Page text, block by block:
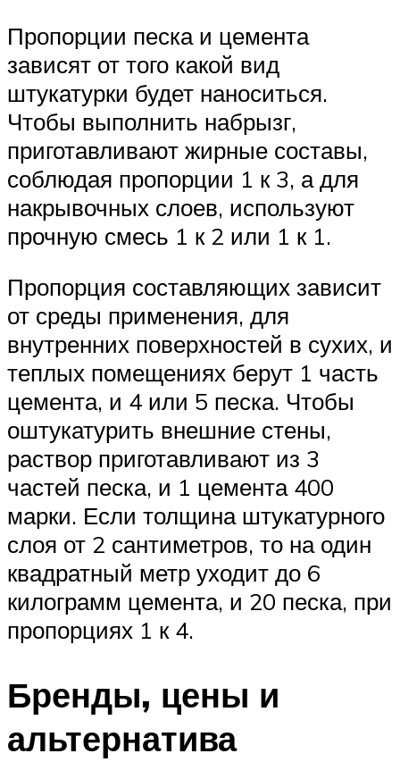
Пропорции песка и цемента
зависят от того какой вид
штукатурки будет наноситься.
Чтобы выполнить набрызг,
приготавливают жирные составы,
соблюдая пропорции 1 к 3, а для
накрывочных слоев, используют
прочную смесь 1 к 2 или 1 к 1.
Пропорция составляющих зависит
от среды применения, для
внутренних поверхностей в сухих, и
теплых помещениях берут 1 часть
цемента, и 4 или 5 песка. Чтобы
оштукатурить внешние стены,
раствор приготавливают из 3
частей песка, и 1 цемента 400
марки. Если толщина штукатурного
слоя от 2 сантиметров, то на один
квадратный метр уходит до 6
килограмм цемента, и 20 песка, при
пропорциях 1 к 4.
Бренды, цены и
альтернатива